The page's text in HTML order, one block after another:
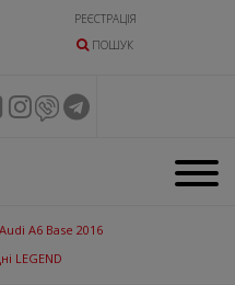
РЕЄСТРАЦІЯ
ПОШУК
Audi A6 Base 2016
LEGEND